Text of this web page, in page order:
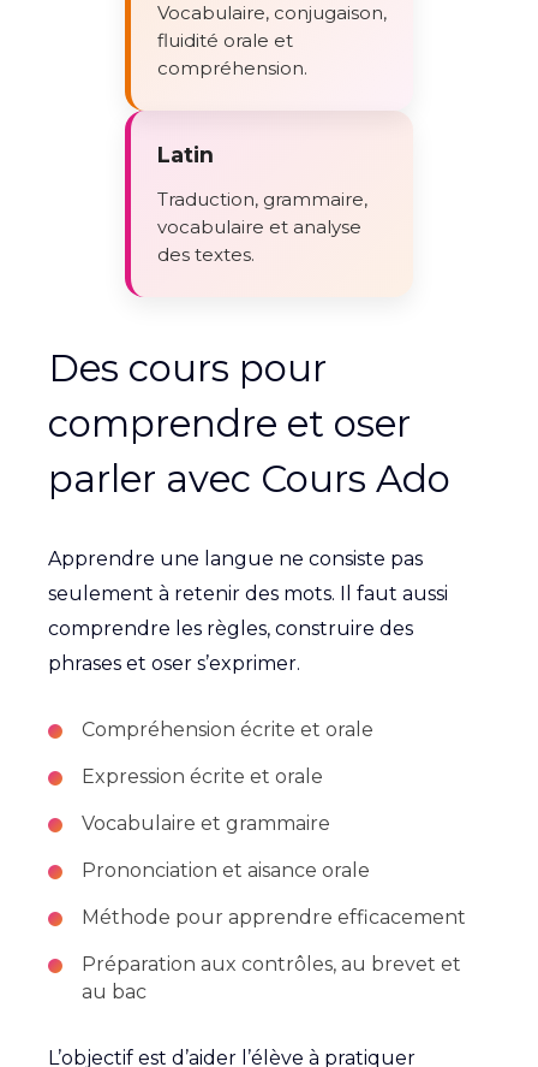
Vocabulaire, conjugaison,
fluidité orale et
compréhension.
Latin
Traduction, grammaire,
vocabulaire et analyse
des textes.
Des cours pour
comprendre et oser
parler avec Cours Ado
Apprendre une langue ne consiste pas
seulement à retenir des mots. Il faut aussi
comprendre les règles, construire des
phrases et oser s’exprimer.
Compréhension écrite et orale
Expression écrite et orale
Vocabulaire et grammaire
Prononciation et aisance orale
Méthode pour apprendre efficacement
Préparation aux contrôles, au brevet et
au bac
L’objectif est d’aider l’élève à pratiquer